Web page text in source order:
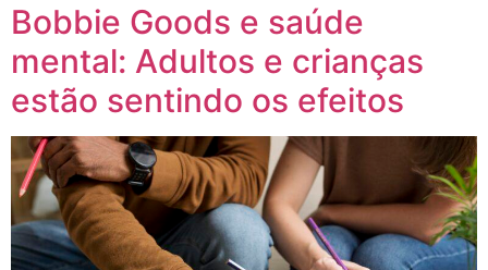
Bobbie Goods e saúde
mental: Adultos e crianças
estão sentindo os efeitos